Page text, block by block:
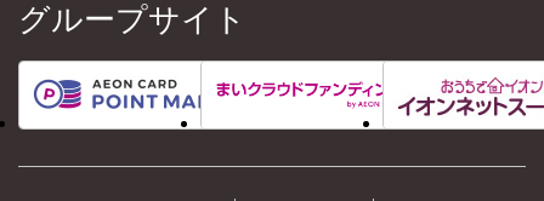
グループサイト